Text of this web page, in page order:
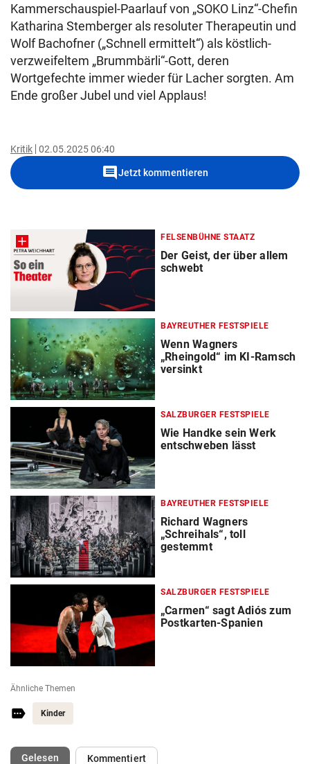
Kammerschauspiel-Paarlauf von „SOKO Linz“-Chefin
Katharina Stemberger als resoluter Therapeutin und
Wolf Bachofner („Schnell ermittelt“) als köstlich-
verzweifeltem „Brummbärli“-Gott, deren
Wortgefechte immer wieder für Lacher sorgten. Am
Ende großer Jubel und viel Applaus!
Kritik 02.05.2025 06:40
commentJetzt kommentieren
FELSENBÜHNE STAATZ
Der Geist, der über allem
schwebt
BAYREUTHER FESTSPIELE
Wenn Wagners
„Rheingold“ im KI-Ramsch
versinkt
SALZBURGER FESTSPIELE
Wie Handke sein Werk
entschweben lässt
BAYREUTHER FESTSPIELE
Richard Wagners
„Schreihals“, toll
gestemmt
SALZBURGER FESTSPIELE
„Carmen“ sagt Adiós zum
Postkarten-Spanien
Ähnliche Themen
Kinder
Gelesen(ausgewählt)Kommentiert